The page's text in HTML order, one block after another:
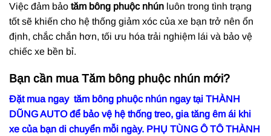
Việc đảm bảo tăm bông phuộc nhún luôn trong tình trạng
tốt sẽ khiến cho hệ thống giảm xóc của xe bạn trở nên ổn
định, chắc chắn hơn, tối ưu hóa trải nghiệm lái và bảo vệ
chiếc xe bền bỉ.
Bạn cần mua Tăm bông phuộc nhún mới?
Đặt mua ngay tăm bông phuộc nhún ngay tại THÀNH
DŨNG AUTO để bảo vệ hệ thống treo, gia tăng êm ái khi
xe của bạn di chuyển mỗi ngày. PHỤ TÙNG Ô TÔ THÀNH